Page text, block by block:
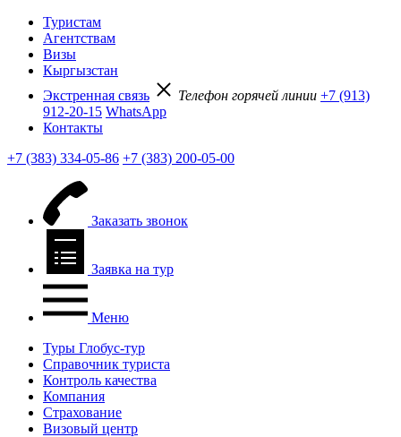
Туристам
Агентствам
Визы
Кыргызстан
Экстренная связь
Телефон горячей линии +7 (913)
912-20-15 WhatsApp
Контакты
+7 (383) 334-05-86 +7 (383) 200-05-00
Заказать звонок
Заявка на тур
Меню
Туры Глобус-тур
Справочник туриста
Контроль качества
Компания
Страхование
Визовый центр